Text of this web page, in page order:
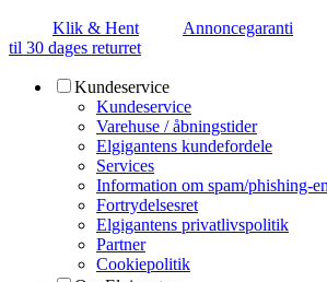
Klik & Hent Annoncegaranti
til 30 dages returret
Kundeservice
Kundeservice
Varehuse / åbningstider
Elgigantens kundefordele
Services
Information om spam/phishing-
Fortrydelsesret
Elgigantens privatlivspolitik
Partner
Cookiepolitik